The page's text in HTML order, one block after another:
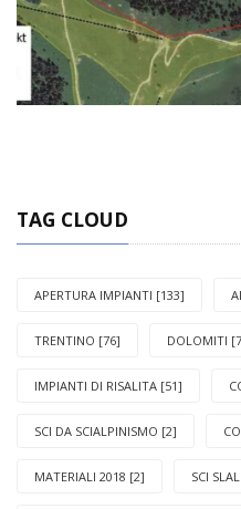
TAG CLOUD
APERTURA IMPIANTI [133]
TRENTINO [76] DOLOMITI
IMPIANTI DI RISALITA [51]
SCI DA SCIALPINISMO [2]
MATERIALI 2018 [2] SCI